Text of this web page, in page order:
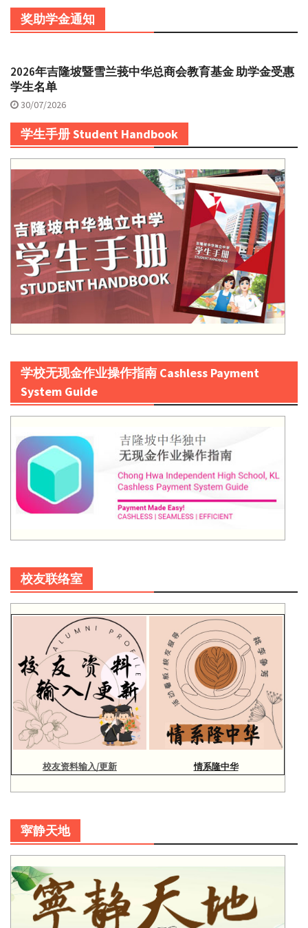
奖助学金通知
2026年吉隆坡暨雪兰莪中华总商会教育基金 助学金受惠
学生名单
30/07/2026
学生手册 Student Handbook
学校无现金作业操作指南 Cashless Payment
System Guide
校友联络室
校友资料输入/更新 情系隆中华
寜静天地